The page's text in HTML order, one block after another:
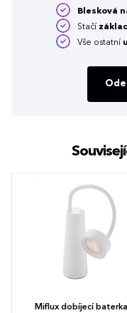
Blesková
Stačí
Vše ostatní
Miflux dobíjecí